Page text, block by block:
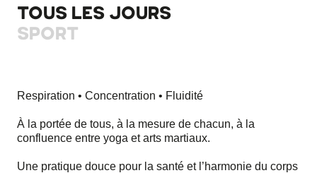
TOUS LES JOURS
SPORT
Respiration • Concentration • Fluidité
À la portée de tous, à la mesure de chacun, à la
confluence entre yoga et arts martiaux.
Une pratique douce pour la santé et l’harmonie du corps